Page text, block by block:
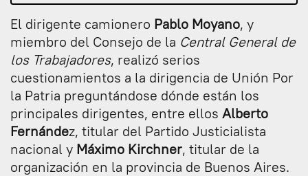
El dirigente camionero Pablo Moyano, y
miembro del Consejo de la Central General de
los Trabajadores, realizó serios
cuestionamientos a la dirigencia de Unión Por
la Patria preguntándose dónde están los
principales dirigentes, entre ellos Alberto
Fernández, titular del Partido Justicialista
nacional y Máximo Kirchner, titular de la
organización en la provincia de Buenos Aires.